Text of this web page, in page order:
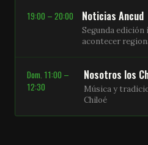
19:00 – 20:00 Noticias Ancud
Segunda
acontecer
Dom. 11:00 –
12:30
Nosotros los
Música y
Chiloé